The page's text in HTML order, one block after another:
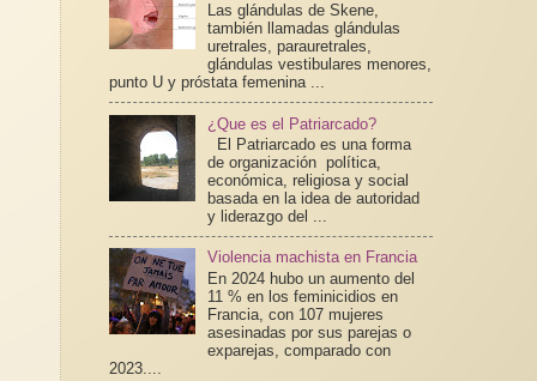
Las glándulas de Skene,
también llamadas glándulas
uretrales, parauretrales,
glándulas vestibulares menores,
punto U y próstata femenina ...
¿Que es el Patriarcado?
El Patriarcado es una forma
de organización política,
económica, religiosa y social
basada en la idea de autoridad
y liderazgo del ...
Violencia machista en Francia
En 2024 hubo un aumento del
11 % en los feminicidios en
Francia, con 107 mujeres
asesinadas por sus parejas o
exparejas, comparado con
2023....